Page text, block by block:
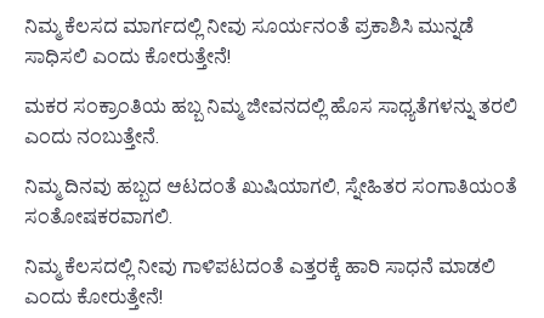
ನಿಮ್ಮ ಕೆಲಸದ ಮಾರ್ಗದಲ್ಲಿ ನೀವು ಸೂರ್ಯನಂತೆ ಪ್ರಕಾಶಿಸಿ ಮುನ್ನಡೆ
ಸಾಧಿಸಲಿ ಎಂದು ಕೋರುತ್ತೇನೆ!
ಮಕರ ಸಂಕ್ರಾಂತಿಯ ಹಬ್ಬ ನಿಮ್ಮ ಜೀವನದಲ್ಲಿ ಹೊಸ ಸಾಧ್ಯತೆಗಳನ್ನು ತರಲಿ
ಎಂದು ನಂಬುತ್ತೇನೆ.
ನಿಮ್ಮ ದಿನವು ಹಬ್ಬದ ಆಟದಂತೆ ಖುಷಿಯಾಗಲಿ, ಸ್ನೇಹಿತರ ಸಂಗಾತಿಯಂತೆ
ಸಂತೋಷಕರವಾಗಲಿ.
ನಿಮ್ಮ ಕೆಲಸದಲ್ಲಿ ನೀವು ಗಾಳಿಪಟದಂತೆ ಎತ್ತರಕ್ಕೆ ಹಾರಿ ಸಾಧನೆ ಮಾಡಲಿ
ಎಂದು ಕೋರುತ್ತೇನೆ!